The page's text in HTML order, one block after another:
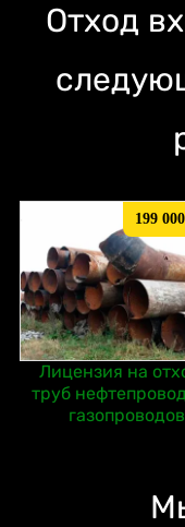
Отход
199 000
Лицензия на
труб
газопроводов